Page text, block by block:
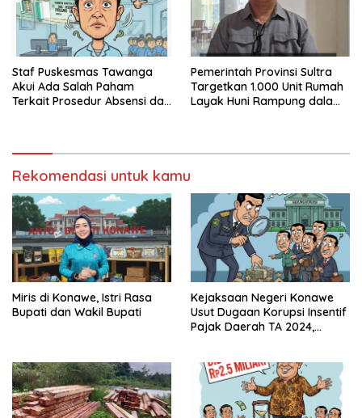
Staf Puskesmas Tawanga
Akui Ada Salah Paham
Terkait Prosedur Absensi dan
Pemerintah Provinsi Sultra
Targetkan 1.000 Unit Rumah
Layak Huni Rampung dalam
Rekomendasi untuk kamu
Miris di Konawe, Istri Rasa
Bupati dan Wakil Bupati
Kejaksaan Negeri Konawe
Usut Dugaan Korupsi Insentif
Pajak Daerah TA 2024,